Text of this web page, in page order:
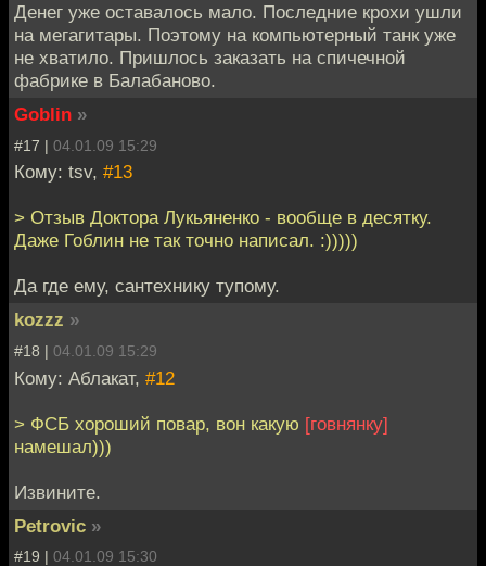
Денег уже оставалось мало. Последние крохи ушли
на мегагитары. Поэтому на компьютерный танк уже
не хватило. Пришлось заказать на спичечной
фабрике в Балабаново.
Goblin »
#17 | 04.01.09 15:29
Кому: tsv, #13
> Отзыв Доктора Лукьяненко - вообще в десятку.
Даже Гоблин не так точно написал. :)))))
Да где ему, сантехнику тупому.
kozzz »
#18 | 04.01.09 15:29
Кому: Аблакат, #12
> ФСБ хороший повар, вон какую [говнянку]
намешал)))
Извините.
Petrovic »
#19 | 04.01.09 15:30